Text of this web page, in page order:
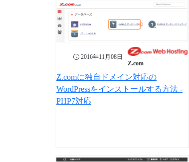
2016年11月08日
Z.com
Z.comに独自ドメイン対応の
WordPressをインストールする方法 -
PHP7対応